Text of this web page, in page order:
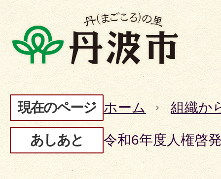
現在のページ ホーム 組織か
あしあと 令和6年度人権啓